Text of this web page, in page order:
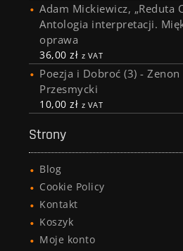
Adam Mickiewicz, „Reduta
Antologia interpretacji.
oprawa
36,00zł z VAT
Poezja i Dobroć (3) - Zenon
Przesmycki
10,00zł z VAT
Strony
Blog
Cookie Policy
Kontakt
Koszyk
Moje konto